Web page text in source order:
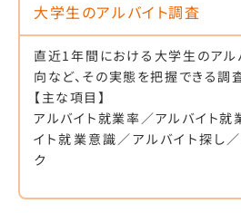
大学生のアルバイト調査
直近1年間における大学生のアル
向など、その実態を把握できる調
【主な項目】
アルバイト就業率／アルバイト就
イト就業意識／アルバイト探し
ク